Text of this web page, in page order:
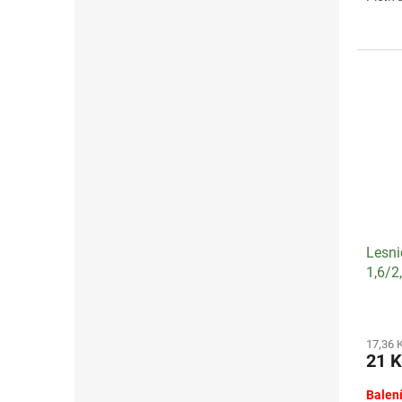
1,6/
17,36
21